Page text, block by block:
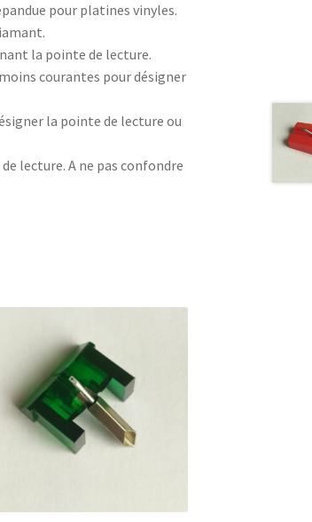
pour platines vinyles.
la pointe de lecture.
courantes pour désigner
la pointe de lecture ou
lecture. A ne pas confondre